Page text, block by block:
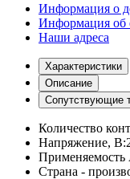
Информация о
Информация об
Наши адреса
Характеристики
Описание
Сопутствующие
Количество
Напряжение, В:
Применяемость
Страна -